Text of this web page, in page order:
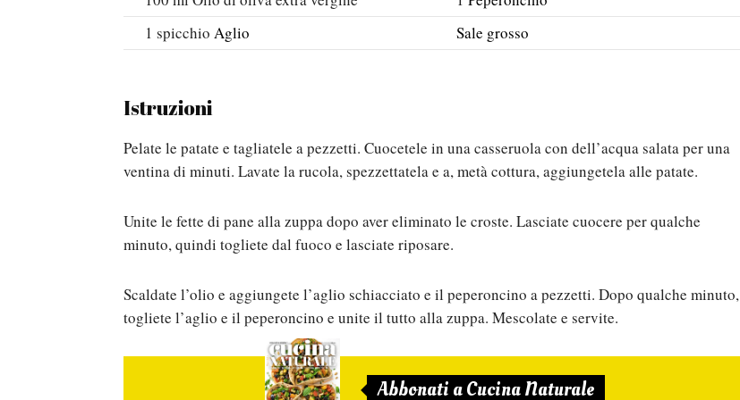
1 spicchio Aglio Sale grosso
Istruzioni
Pelate le patate e tagliatele a pezzetti. Cuocetele in una casseruola con dell’acqua salata per una
ventina di minuti. Lavate la rucola, spezzettatela e a, metà cottura, aggiungetela alle patate.
Unite le fette di pane alla zuppa dopo aver eliminato le croste. Lasciate cuocere per qualche
minuto, quindi togliete dal fuoco e lasciate riposare.
Scaldate l’olio e aggiungete l’aglio schiacciato e il peperoncino a pezzetti. Dopo qualche minuto,
togliete l’aglio e il peperoncino e unite il tutto alla zuppa. Mescolate e servite.
Abbonati a Cucina Naturale